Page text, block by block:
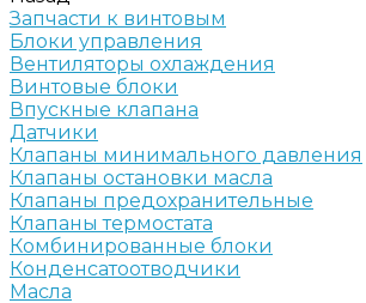
Запчасти к винтовым
Блоки управления
Вентиляторы охлаждения
Винтовые блоки
Впускные клапана
Датчики
Клапаны минимального давления
Клапаны остановки масла
Клапаны предохранительные
Клапаны термостата
Комбинированные блоки
Конденсатоотводчики
Масла